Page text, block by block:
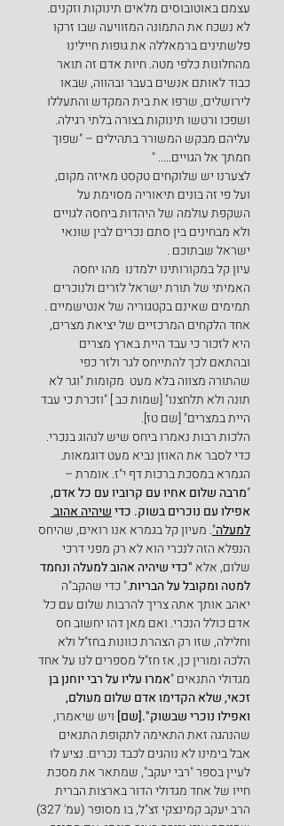
עצמם באוטובוסים מלאים תינוקות וזקנים.
לא נשכח את התמונה המזוויעה שבו זרקו
פלשתינים ברמאללה את גופות חיילינו
מהחלונות כלפי מטה. חיות אדם זה תואר
כבוד לאותם אנשים בעבר ובהווה, שבאו
לירושלים, שרפו את בית המקדש והתעללו
ושפכו ורטשו תינוקות בצורה בלתי רגילה.
עליהם מבקש המשורר בתהילים – "שפוך
חמתך אל הגויים….. "
לצערנו יש שלוקחים טקסט מאיזה מקום,
ועל פי זה בונים תיאוריה מסוימת על
השקפת עולמה של היהדות ביחסה לגויים
ולא מבחינים בין סתם נכרים לבין שונאי
ישראל שבתוכם .
עיון קל במקורותינו ילמדנו  מהו יחסה
האמיתי של תורת ישראל לזרים ולנוכרים
תמימים שאינם בקטגוריה של אנטישמיים .
אחד הלקחים המרכזיים של יציאת מצרים,
היא לזכור כי עבד היית בארץ מצרים
ובהתאם לכך להתייחס לגר ולזר כפי
שהתורה מצווה בלא מעט  מקומות "וגר לא
תונה ולא תלחצנו" [שמות כב ] "וזכרת כי עבד
היית במצרים" [שם טז].
הלכות רבות נאמרו ביחס שיש לנהוג בנכרי.
כדי לסבר את האוזן נביא מעט דוגמאות.
הגמרא במסכת ברכות דף י"ז. אומרת –
"מרבה שלום אחיו עם קרוביו עם כל אדם,
אפילו עם נוכרים בשוק. כדי שיהיה אהוב
למעלה". מעיון קל בגמרא אנו רואים, שהיחס
הנפלא הזה לנכרי הוא לא רק מפני דרכי
שלום, אלא "כדי שיהיה אהוב למעלה ונחמד
למטה ומקובל על הבריות." כדי שהקב"ה
יאהב אותך אתה צריך להרבות שלום עם כל
אדם כולל הנכרי. ואם מאן דהו יחשוב חס
וחלילה, שזו רק הצהרת כוונות בחז"ל ולא
הלכה ומורין כן, אז חז"ל מספרים לנו על אחד
מגדולי התנאים "אמרו עליו על רבי יוחנן בן
זכאי, שלא הקדימו אדם שלום מעולם,
ואפילו נוכרי שבשוק".[שם] ויש שיאמרו,
שהנהגה זאת התאימה לתקופת התנאים
אבל בימינו לא נוהגים לכבד נכרים. נציע לו
לעיין בספר "רבי יעקב", שמתאר את מסכת
חייו של אחד מגדולי הדור בארצות הברית
הרב יעקב קמינצקי זצ"ל, בו מסופר (עמ' 327)